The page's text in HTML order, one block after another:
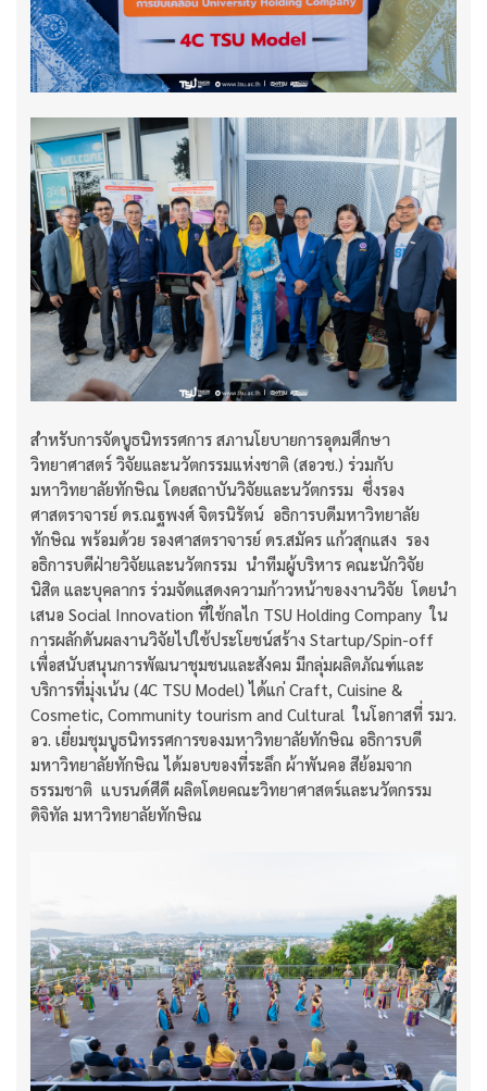
สำหรับการจัดบูธนิทรรศการ สภานโยบายการอุดมศึกษา
วิทยาศาสตร์ วิจัยและนวัตกรรมแห่งชาติ (สอวช.) ร่วมกับ
มหาวิทยาลัยทักษิณ โดยสถาบันวิจัยและนวัตกรรม ซึ่งรอง
ศาสตราจารย์ ดร.ณฐพงศ์ จิตรนิรัตน์ อธิการบดีมหาวิทยาลัย
ทักษิณ พร้อมด้วย รองศาสตราจารย์ ดร.สมัคร แก้วสุกแสง รอง
อธิการบดีฝ่ายวิจัยและนวัตกรรม นำทีมผู้บริหาร คณะนักวิจัย
นิสิต และบุคลากร ร่วมจัดแสดงความก้าวหน้าของงานวิจัย โดยนำ
เสนอ Social Innovation ที่ใช้กลไก TSU Holding Company ใน
การผลักดันผลงานวิจัยไปใช้ประโยชน์สร้าง Startup/Spin-off
เพื่อสนับสนุนการพัฒนาชุมชนและสังคม มีกลุ่มผลิตภัณฑ์และ
บริการที่มุ่งเน้น (4C TSU Model) ได้แก่ Craft, Cuisine &
Cosmetic, Community tourism and Cultural ในโอกาสที่ รมว.
อว. เยี่ยมชุมบูธนิทรรศการของมหาวิทยาลัยทักษิณ อธิการบดี
มหาวิทยาลัยทักษิณ ได้มอบของที่ระลึก ผ้าพันคอ สีย้อมจาก
ธรรมชาติ แบรนด์ศีดี ผลิตโดยคณะวิทยาศาสตร์และนวัตกรรม
ดิจิทัล มหาวิทยาลัยทักษิณ